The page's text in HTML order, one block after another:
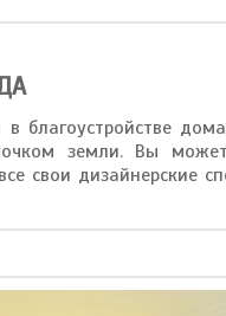
благоустройстве
земли. Вы
свои дизайнерские